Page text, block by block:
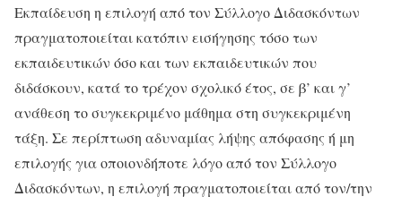
Εκπαίδευση η επιλογή από τον Σύλλογο Διδασκόντων
πραγματοποιείται κατόπιν εισήγησης τόσο των
εκπαιδευτικών όσο και των εκπαιδευτικών που
διδάσκουν, κατά το τρέχον σχολικό έτος, σε β’ και γ’
ανάθεση το συγκεκριμένο μάθημα στη συγκεκριμένη
τάξη. Σε περίπτωση αδυναμίας λήψης απόφασης ή μη
επιλογής για οποιονδήποτε λόγο από τον Σύλλογο
Διδασκόντων, η επιλογή πραγματοποιείται από τον/την